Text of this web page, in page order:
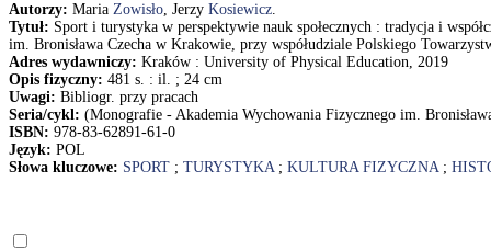
Autorzy: Maria Zowisło, Jerzy Kosiewicz.
Tytuł: Sport i turystyka w perspektywie nauk społecznych : tradycja i
im. Bronisława Czecha w Krakowie, przy współudziale Polskiego
Adres wydawniczy: Kraków : University of Physical Education, 2019
Opis fizyczny: 481 s. : il. ; 24 cm
Uwagi: Bibliogr. przy pracach
Seria/cykl: (Monografie - Akademia Wychowania Fizycznego im.
ISBN: 978-83-62891-61-0
Język: POL
Słowa kluczowe: SPORT ; TURYSTYKA; KULTURA FIZYCZNA;